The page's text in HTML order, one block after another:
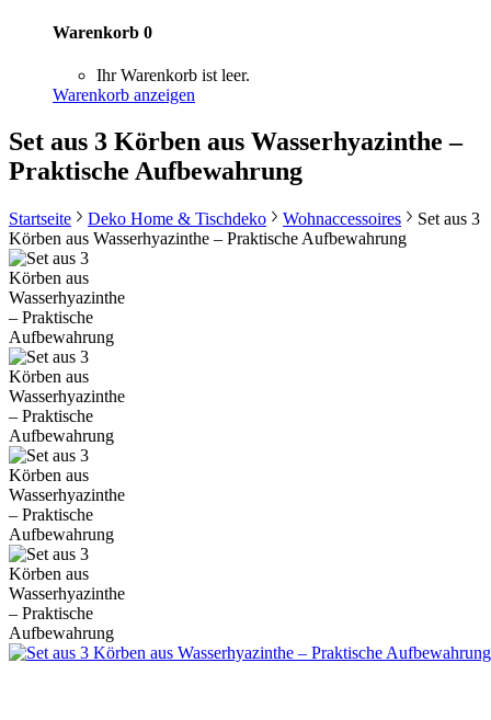
Warenkorb 0
Ihr Warenkorb ist leer.
Warenkorb anzeigen
Set aus 3 Körben aus Wasserhyazinthe –
Praktische Aufbewahrung
Startseite Deko Home & Tischdeko Wohnaccessoires
Set aus 3
Körben aus Wasserhyazinthe – Praktische Aufbewahrung